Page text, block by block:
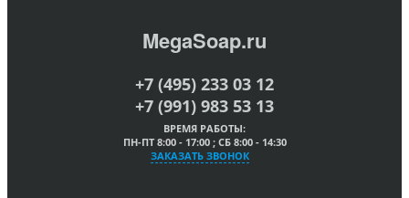
MegaSoap.ru
+7 (495) 233 03 12
+7 (991) 983 53 13
ВРЕМЯ РАБОТЫ:
ПН-ПТ 8:00 - 17:00 ; СБ 8:00 - 14:30
ЗАКАЗАТЬ ЗВОНОК